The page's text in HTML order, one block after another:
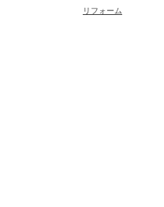
リフォーム